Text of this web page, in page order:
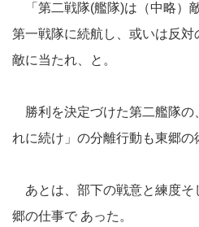
「第二戦隊(艦隊)は（中略）
第一戦隊に続航し、或いは反
敵に当たれ、と。
勝利を決定づけた第二艦隊の
れに続け」の分離行動も東郷の
あとは、部下の戦意と練度そ
郷の仕事で あった。